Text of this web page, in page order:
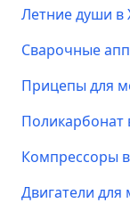
Летние души в
Сварочные
Прицепы для
Поликарбонат
Компрессоры
Двигатели для